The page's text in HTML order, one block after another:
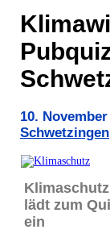
10. November
Schwetzingen
lädt zum
ein